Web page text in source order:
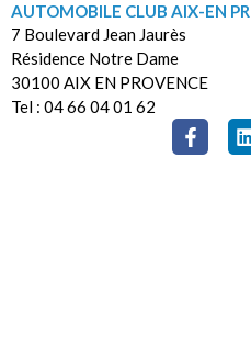
AUTOMOBILE CLUB AIX-EN
7 Boulevard Jean Jaurès
Résidence Notre Dame
30100 AIX EN PROVENCE
Tel : 04 66 04 01 62